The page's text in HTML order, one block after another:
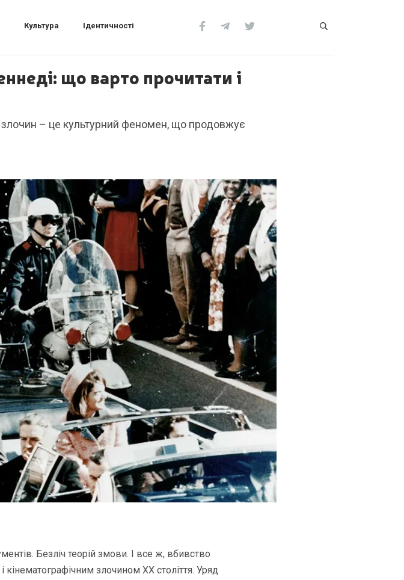
Культура Ідентичності
що варто прочитати і
злочин – це культурний феномен, що продовжує
Безліч теорій змови. І все ж, вбивство
злочином ХХ століття. Уряд